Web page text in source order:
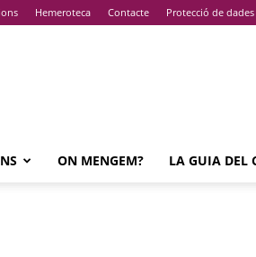
Hemeroteca Contacte Protecció de dades
ON MENGEM? LA GUIA DEL